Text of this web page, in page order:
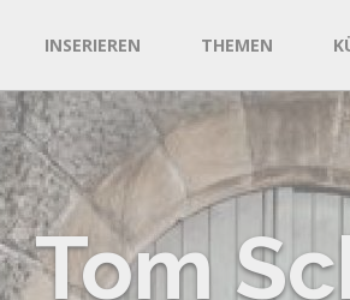
INSERIEREN THEMEN
Tom